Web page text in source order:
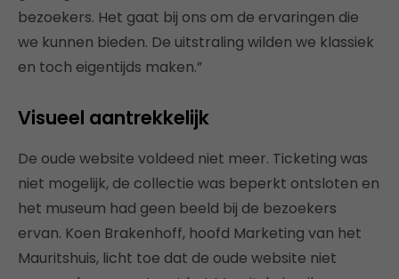
bezoekers. Het gaat bij ons om de ervaringen die
we kunnen bieden. De uitstraling wilden we klassiek
en toch eigentijds maken.”
Visueel aantrekkelijk
De oude website voldeed niet meer. Ticketing was
niet mogelijk, de collectie was beperkt ontsloten en
het museum had geen beeld bij de bezoekers
ervan. Koen Brakenhoff, hoofd Marketing van het
Mauritshuis, licht toe dat de oude website niet